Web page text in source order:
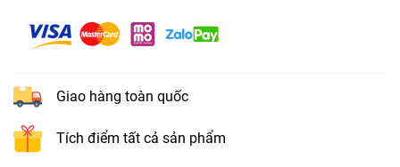
Giao hàng toàn quốc
Tích điểm tất cả sản phẩm